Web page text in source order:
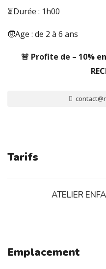
⏳Durée : 1h00
🧒Age : de 2 à 6 ans
🚨 Profite de – 10%
Tarifs
ATELIER
Emplacement